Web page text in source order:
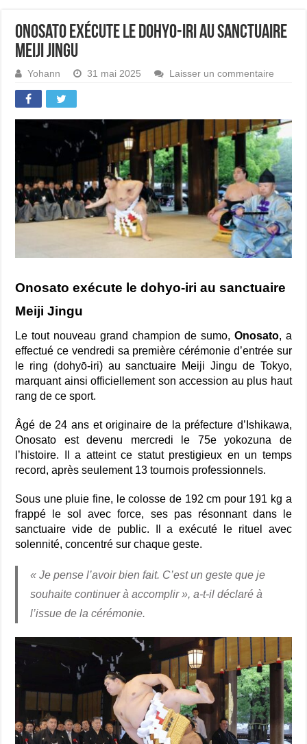
Onosato exécute le dohyo-iri au sanctuaire
Meiji Jingu
Yohann 31 mai 2025 Laisser un commentaire
Onosato exécute le dohyo-iri au sanctuaire
Meiji Jingu
Le tout nouveau grand champion de sumo, Onosato, a
effectué ce vendredi sa première cérémonie d’entrée sur
le ring (dohyō-iri) au sanctuaire Meiji Jingu de Tokyo,
marquant ainsi officiellement son accession au plus haut
rang de ce sport.
Âgé de 24 ans et originaire de la préfecture d’Ishikawa,
Onosato est devenu mercredi le 75e yokozuna de
l’histoire. Il a atteint ce statut prestigieux en un temps
record, après seulement 13 tournois professionnels.
Sous une pluie fine, le colosse de 192 cm pour 191 kg a
frappé le sol avec force, ses pas résonnant dans le
sanctuaire vide de public. Il a exécuté le rituel avec
solennité, concentré sur chaque geste.
«Je pense l’avoir bien fait. C’est un geste que je
souhaite continuer à accomplir », a-t-il déclaré à
l’issue de la cérémonie.